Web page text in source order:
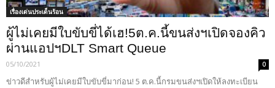
เรื่องเด่นประเด็นร้อน
ผู้ไม่เคยมีใบขับขี่ได้เฮ!5ต.ค.นี้ขนส่งฯเปิดจองคิว
ผ่านแอปฯDLT Smart Queue
05/10/2021 0
ข่าวดีสำหรับผู้ไม่เคยมีใบขับขี่มาก่อน! 5 ต.ค.นี้กรมขนส่งฯเปิดให้ลงทะเบียน